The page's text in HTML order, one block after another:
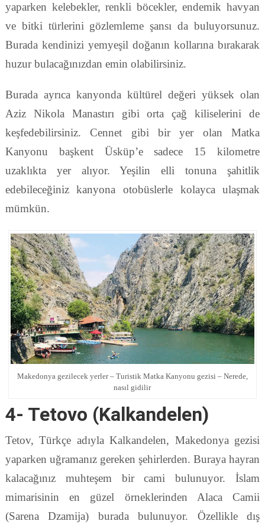
yaparken kelebekler, renkli böcekler, endemik havyan
ve bitki türlerini gözlemleme şansı da buluyorsunuz.
Burada kendinizi yemyeşil doğanın kollarına bırakarak
huzur bulacağınızdan emin olabilirsiniz.
Burada ayrıca kanyonda kültürel değeri yüksek olan
Aziz Nikola Manastırı gibi orta çağ kiliselerini de
keşfedebilirsiniz. Cennet gibi bir yer olan Matka
Kanyonu başkent Üsküp’e sadece 15 kilometre
uzaklıkta yer alıyor. Yeşilin elli tonuna şahitlik
edebileceğiniz kanyona otobüslerle kolayca ulaşmak
mümkün.
Makedonya gezilecek yerler – Turistik Matka Kanyonu gezisi – Nerede,
nasıl gidilir
4- Tetovo (Kalkandelen)
Tetov, Türkçe adıyla Kalkandelen, Makedonya gezisi
yaparken uğramanız gereken şehirlerden. Buraya hayran
kalacağınız muhteşem bir cami bulunuyor. İslam
mimarisinin en güzel örneklerinden Alaca Camii
(Sarena Dzamija) burada bulunuyor. Özellikle dış